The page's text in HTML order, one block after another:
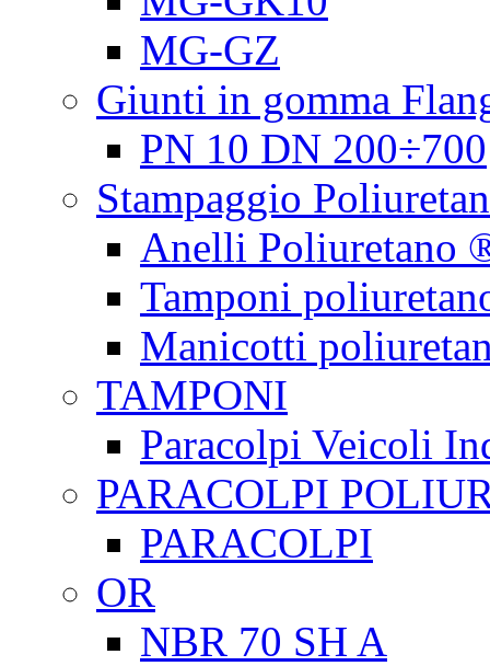
MG-GZ
Giunti in gomma
PN 10 DN 200÷700
Stampaggio
Anelli Poliuretano
Tamponi
Manicotti
TAMPONI
Paracolpi Veicoli
PARACOLPI
PARACOLPI
OR
NBR 70 SH A